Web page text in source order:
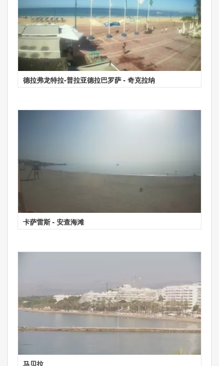
德拉弗龙特拉-普拉亚德拉巴罗萨 - 奇克拉纳
卡萨雷斯 - 安查海滩
马贝拉